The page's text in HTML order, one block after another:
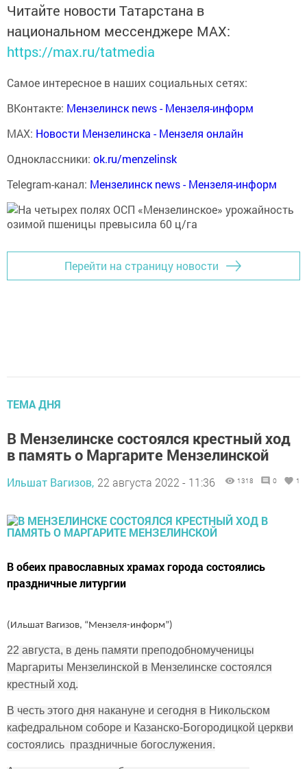
Читайте новости Татарстана в
национальном мессенджере MАХ:
https://max.ru/tatmedia
Самое интересное в наших социальных сетях:
ВКонтакте: Мензелинск news - Мензеля-информ
MAX: Новости Мензелинска - Мензеля онлайн
Одноклассники: ok.ru/menzelinsk
Telegram-канал: Мензелинск news - Мензеля-информ
Перейти на страницу новости
ТЕМА ДНЯ
В Мензелинске состоялся крестный ход
в память о Маргарите Мензелинской
Ильшат Вагизов, 22 августа 2022 - 11:36 1318 0 1
В обеих православных храмах города состоялись
праздничные литургии
(Ильшат Вагизов, “Мензеля-информ”)
22 августа, в день памяти преподобномученицы
Маргариты Мензелинской в Мензелинске состоялся
крестный ход.
В честь этого дня накануне и сегодня в Никольском
кафедральном соборе и Казанско-Богородицкой церкви
состоялись праздничные богослужения.